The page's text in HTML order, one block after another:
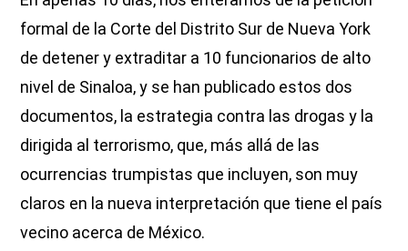
formal de la Corte del Distrito Sur de Nueva York
de detener y extraditar a 10 funcionarios de alto
nivel de Sinaloa, y se han publicado estos dos
documentos, la estrategia contra las drogas y la
dirigida al terrorismo, que, más allá de las
ocurrencias trumpistas que incluyen, son muy
claros en la nueva interpretación que tiene el país
vecino acerca de México.